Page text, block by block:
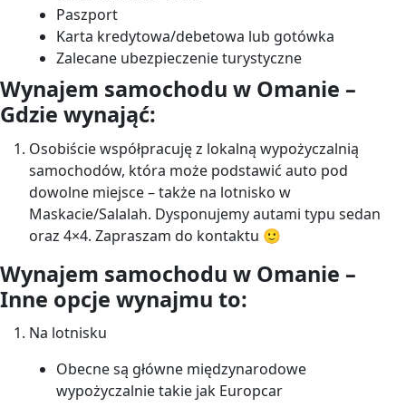
Paszport
Karta kredytowa/debetowa lub gotówka
Zalecane ubezpieczenie turystyczne
Wynajem samochodu w Omanie –
Gdzie wynająć:
Osobiście współpracuję z lokalną wypożyczalnią
samochodów, która może podstawić auto pod
dowolne miejsce – także na lotnisko w
Maskacie/Salalah. Dysponujemy autami typu sedan
oraz 4×4. Zapraszam do kontaktu 🙂
Wynajem samochodu w Omanie –
Inne opcje wynajmu to:
Na lotnisku
Obecne są główne międzynarodowe
wypożyczalnie takie jak Europcar